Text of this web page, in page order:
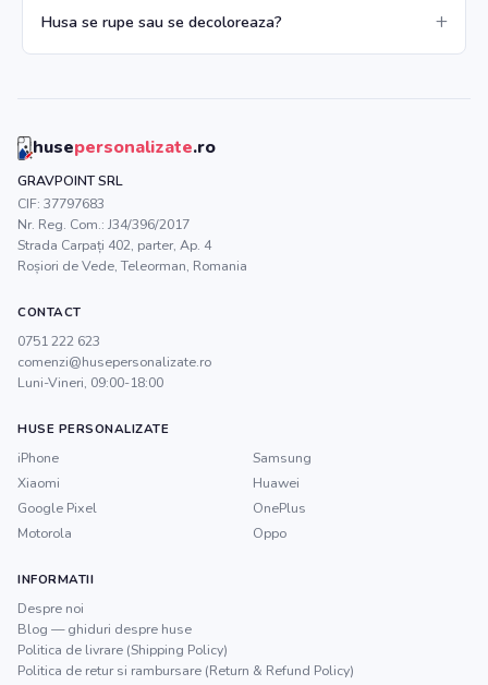
Husa se rupe sau se decoloreaza?
husepersonalizate.ro
GRAVPOINT SRL
CIF: 37797683
Nr. Reg. Com.: J34/396/2017
Strada Carpați 402, parter, Ap. 4
Roșiori de Vede,Teleorman, Romania
CONTACT
0751 222 623
comenzi@husepersonalizate.ro
Luni-Vineri, 09:00-18:00
HUSE PERSONALIZATE
iPhone
Samsung
Xiaomi
Huawei
Google Pixel
OnePlus
Motorola
Oppo
INFORMATII
Despre noi
Blog — ghiduri despre huse
Politica de livrare (Shipping Policy)
Politica de retur si rambursare (Return & Refund Policy)